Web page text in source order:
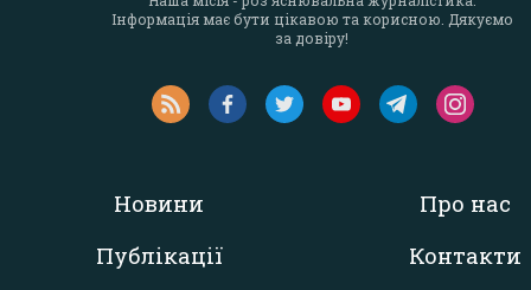
Інформація має бути цікавою та корисною. Дякуємо
за довіру!
Новини
Публікації
Про нас
Контакти